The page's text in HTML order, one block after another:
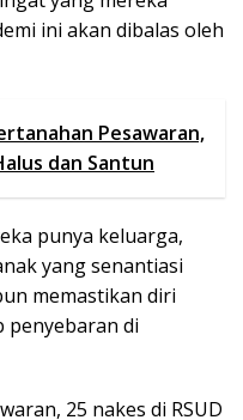
ini akan dibalas oleh
Pesawaran,
dan Santun
punya keluarga,
yang senantiasi
memastikan diri
penyebaran di
25 nakes di RSUD